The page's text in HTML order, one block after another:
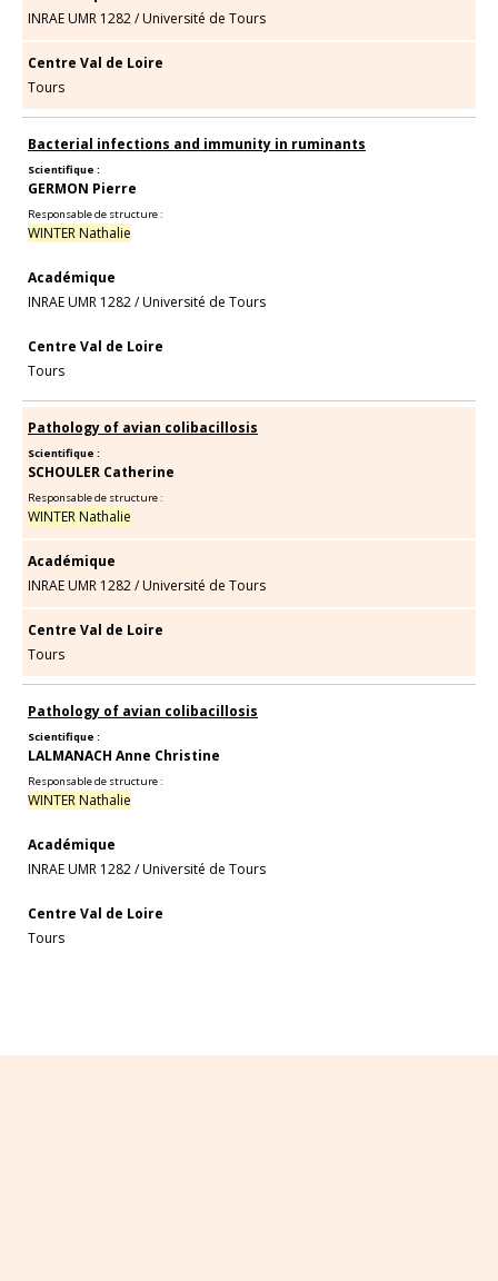
INRAE UMR 1282/Université de Tours
Centre Val de Loire
Tours
Bacterial infections and immunity in ruminants
Scientifique :
GERMON Pierre
Responsable de structure :
WINTER Nathalie
Académique
INRAE UMR 1282/Université de Tours
Centre Val de Loire
Tours
Pathology of avian colibacillosis
Scientifique :
SCHOULER Catherine
Responsable de structure :
WINTER Nathalie
Académique
INRAE UMR 1282/Université de Tours
Centre Val de Loire
Tours
Pathology of avian colibacillosis
Scientifique :
LALMANACH Anne Christine
Responsable de structure :
WINTER Nathalie
Académique
INRAE UMR 1282/Université de Tours
Centre Val de Loire
Tours